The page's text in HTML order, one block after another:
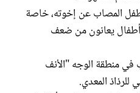
المصاب عن إخوته، خاصة
أطفال يعانون من ضعف
في منطقة الوجه "الأنف
للرذاذ المعدي.